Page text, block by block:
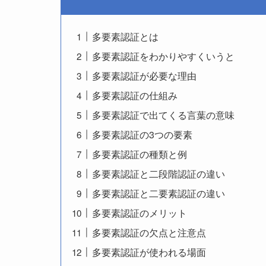
多要素認証とは
多要素認証をわかりやすくいうと
多要素認証が必要な理由
多要素認証の仕組み
多要素認証で出てくる言葉の意味
多要素認証の3つの要素
多要素認証の種類と例
多要素認証と二段階認証の違い
多要素認証と二要素認証の違い
多要素認証のメリット
多要素認証の欠点と注意点
多要素認証が使われる場面